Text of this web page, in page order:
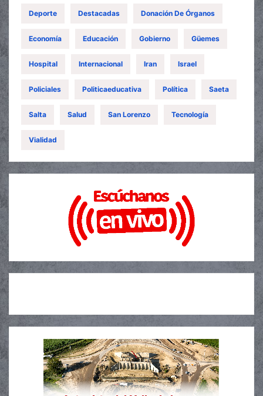
Deporte Destacadas Donación De Órganos
Economía Educación Gobierno Güemes
Hospital Internacional Iran Israel
Policiales Politicaeducativa Política Saeta
Salta Salud San Lorenzo Tecnología
Vialidad